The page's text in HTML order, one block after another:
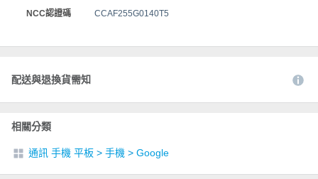
NCC認證碼 CCAF255G0140T5
配送與退換貨需知
相關分類
通訊 手機 平板 > 手機 > Google